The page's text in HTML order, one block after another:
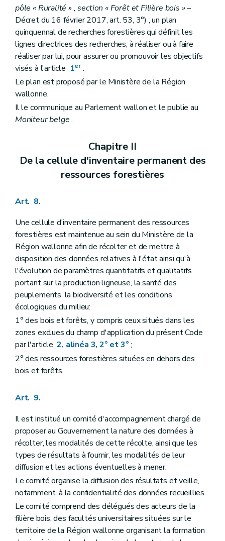
pôle « Ruralité » , section « Forêt et Filière bois »–
Décret du 16 février 2017, art. 53, 3°) , un plan
quinquennal de recherches forestières qui définit les
lignes directrices des recherches, à réaliser ou à faire
réaliser par lui, pour assurer ou promouvoir les objectifs
visés à l'article 1er .
Le plan est proposé par le Ministère de la Région
wallonne.
Il le communique au Parlement wallon et le publie au
Moniteur belge.
Chapitre II
De la cellule d'inventaire permanent des
ressources forestières
Art. 8.
Une cellule d'inventaire permanent des ressources
forestières est maintenue au sein du Ministère de la
Région wallonne afin de récolter et de mettre à
disposition des données relatives à l'état ainsi qu'à
l'évolution de paramètres quantitatifs et qualitatifs
portant sur la production ligneuse, la santé des
peuplements, la biodiversité et les conditions
écologiques du milieu:
1° des bois et forêts, y compris ceux situés dans les
zones exclues du champ d'application du présent Code
par l'article2, alinéa 3, 2° et 3°;
2° des ressources forestières situées en dehors des
bois et forêts.
Art. 9.
Il est institué un comité d'accompagnement chargé de
proposer au Gouvernement la nature des données à
récolter, les modalités de cette récolte, ainsi que les
types de résultats à fournir, les modalités de leur
diffusion et les actions éventuelles à mener.
Le comité organise la diffusion des résultats et veille,
notamment, à la confidentialité des données recueillies.
Le comité comprend des délégués des acteurs de la
filière bois, des facultés universitaires situées sur le
territoire de la Région wallonne organisant la formation